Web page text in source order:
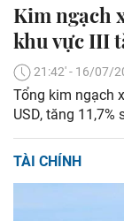
Kim ngạch
khu vực III
21:42' - 16/07/
Tổng kim ngạch
USD, tăng
TÀI CHÍNH